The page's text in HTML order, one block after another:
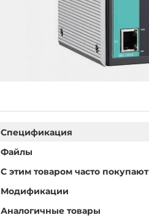
Спецификация
Файлы
С этим товаром часто покупают
Модификации
Аналогичные товары